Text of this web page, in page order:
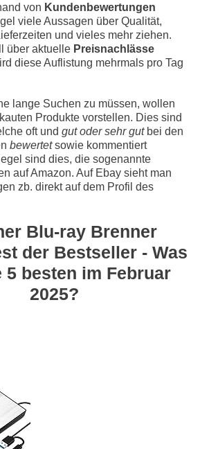
von Kundenbewertungen
viele Aussagen über Qualität,
und vieles mehr ziehen.
über aktuelle Preisnachlässe
diese Auflistung mehrmals pro Tag
lange Suchen zu müssen, wollen
Produkte vorstellen. Dies sind
oft und gut oder sehr gutbei den
bewertetsowie kommentiert
sind dies, die sogenannte
auf Amazon. Auf Ebay sieht man
zb. direkt auf dem Profil des
Blu-ray Brenner
der Bestseller - Was
5 besten im Februar
2025?